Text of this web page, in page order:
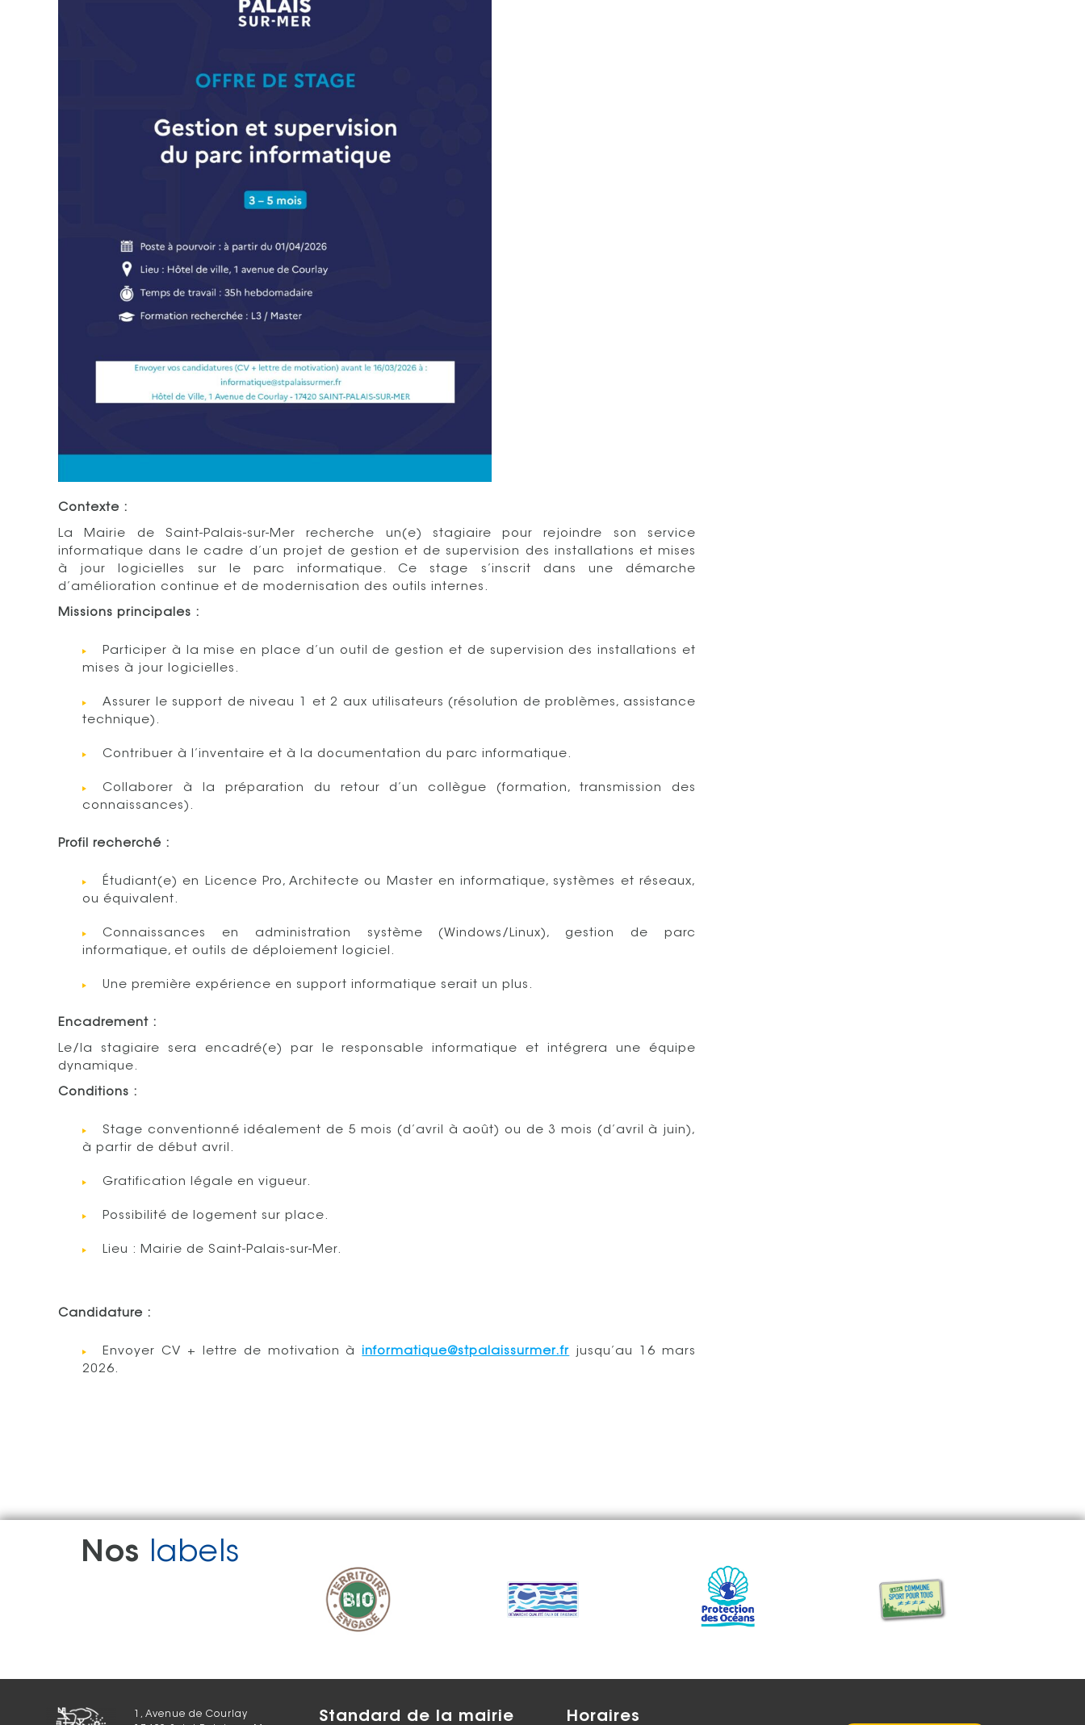
Contexte :
La Mairie de Saint-Palais-sur-Mer recherche un(e) stagiaire pour rejoindre son service
informatique dans le cadre d’un projet de gestion et de supervision des installations et mises
à jour logicielles sur le parc informatique. Ce stage s’inscrit dans une démarche
d’amélioration continue et de modernisation des outils internes.
Missions principales :
Participer à la mise en place d’un outil de gestion et de supervision des installations et
mises à jour logicielles.
Assurer le support de niveau 1 et 2 aux utilisateurs (résolution de problèmes, assistance
technique).
Contribuer à l’inventaire et à la documentation du parc informatique.
Collaborer à la préparation du retour d’un collègue (formation, transmission des
connaissances).
Profil recherché :
Étudiant(e) en Licence Pro, Architecte ou Master en informatique, systèmes et réseaux,
ou équivalent.
Connaissances en administration système (Windows/Linux), gestion de parc
informatique, et outils de déploiement logiciel.
Une première expérience en support informatique serait un plus.
Encadrement :
Le/la stagiaire sera encadré(e) par le responsable informatique et intégrera une équipe
dynamique.
Conditions :
Stage conventionné idéalement de 5 mois (d’avril à août) ou de 3 mois (d’avril à juin),
à partir de début avril.
Gratification légale en vigueur.
Possibilité de logement sur place.
Lieu : Mairie de Saint-Palais-sur-Mer.
Candidature :
Envoyer CV + lettre de motivation àinformatique@stpalaissurmer.fr jusqu’au 16 mars
2026.
Nos labels
1, Avenue de Courlay
Standard de la mairie Horaires